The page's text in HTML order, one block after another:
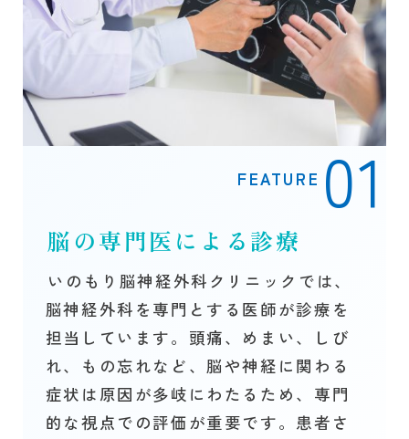
FEATURE
脳の専門医による診療
いのもり脳神経外科クリニックでは、
脳神経外科を専門とする医師が診療を
担当しています。頭痛、めまい、しび
れ、もの忘れなど、脳や神経に関わる
症状は原因が多岐にわたるため、専門
的な視点での評価が重要です。患者さ